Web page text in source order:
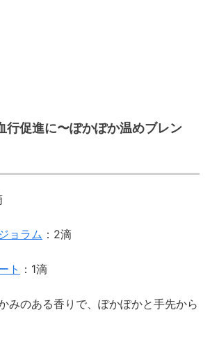
促進に〜ぽかぽか温めブレン
ョラム ：2滴
ト ：1滴
みのある香りで、ぽかぽかと手先から